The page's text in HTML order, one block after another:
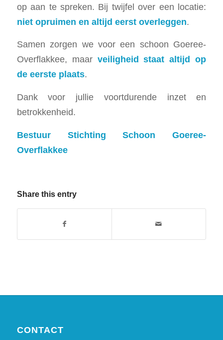
op aan te spreken. Bij twijfel over een locatie:
niet opruimen en altijd eerst overleggen.
Samen zorgen we voor een schoon Goeree-
Overflakkee, maar veiligheid staat altijd op
de eerste plaats.
Dank voor jullie voortdurende inzet en
betrokkenheid.
Bestuur Stichting Schoon Goeree-
Overflakkee
Share this entry
CONTACT